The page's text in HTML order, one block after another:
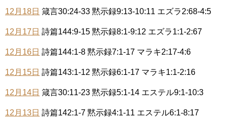
12月18日 箴言30:24-33 黙示録9:13-10:11 エズラ2:68-4:5
12月17日 詩篇144:9-15 黙示録8:1-9:12 エズラ1:1-2:67
12月16日 詩篇144:1-8 黙示録7:1-17 マラキ2:17-4:6
12月15日 詩篇143:1-12 黙示録6:1-17 マラキ1:1-2:16
12月14日 箴言30:11-23 黙示録5:1-14 エステル9:1-10:3
12月13日 詩篇142:1-7 黙示録4:1-11 エステル6:1-8:17